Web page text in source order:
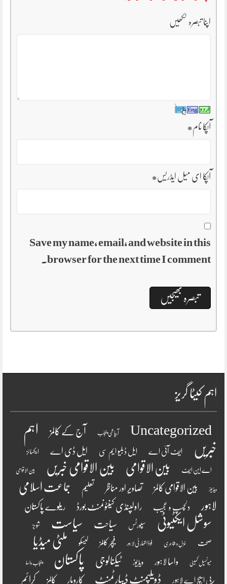
اپنا تبصرہ لکھیں
آپکا نام*
آپکا ای میل ایڈریس*
Save my name, email, and website in this
browser for the next time I comment.
اہم کیٹا گریز
Uncategorized آبپاشی پنجاب آج کے کالمز
اہم
خبریں
ایف آئی اے ایل ڈبلیو ایم سی ایل ڈی اے ایکسائز
اے این ایف بین الاقوامی بین الاقوامی خبریں بین الاقوامی
ویڈیوز بین الاقوامی کالمز تصاویر اور مناظر تعلیم
جماعت اسلامی
لاہور
دلچسپ و عجیب راولپنڈی کینٹونمنٹ بورڈ ریلوے پاکستان
سوشل ایکٹیوٹی سپورٹس سیاحت سیاست شوبز
صحت غزل و شاعری فوڈ اتھارٹی لاہور فیچر کالمز لیسکو ملٹی میڈیا
میونسپل کمیٹی واسا لاہور ویڈیوز ٹیکنالوجی پاکستان پنجاب واسا
پی ایچ اے لاہور ڈویلپمنٹ ڈیپارٹمنٹ کاروبار کالمز کرائم